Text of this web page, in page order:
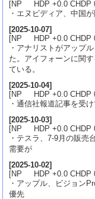
[NP HDP +0.0 CHDP
・エヌビディア、中国
[2025-10-07]
[NP HDP +0.0 CHDP
・アナリストがアップ
た。アイフォーンに関
ている。
[2025-10-04]
[NP HDP +0.0 CHDP
・通信社報道記事を受
[2025-10-03]
[NP HDP +0.0 CHDP
・テスラ、7-9月の販
需要が
[2025-10-02]
[NP HDP +0.0 CHDP
・アップル、ビジョン
優先